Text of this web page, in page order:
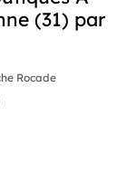
projet.
énergétique
(31) par
Toulouse proche Rocade